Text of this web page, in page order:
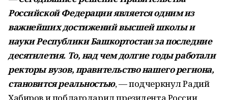
Российской Федерации является одним из
важнейших достижений высшей школы и
науки Республики Башкортостан за последние
десятилетия. То, над чем долгие годы работали
ректоры вузов, правительство нашего региона,
становится реальностью, — подчеркнул Радий